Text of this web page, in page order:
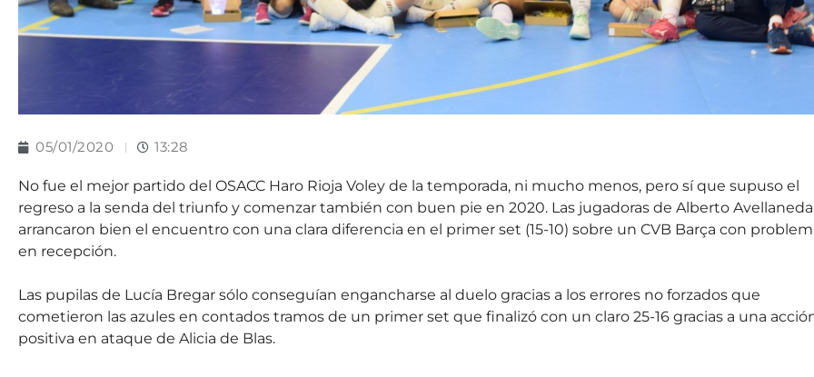
05/01/2020 13:28
No fue el mejor partido del OSACC Haro Rioja Voley de la temporada, ni mucho menos, pero sí que supuso el
regreso a la senda del triunfo y comenzar también con buen pie en 2020. Las jugadoras de Alberto Avellaneda
arrancaron bien el encuentro con una clara diferencia en el primer set (15-10) sobre un CVB Barça con
en recepción.
Las pupilas de Lucía Bregar sólo conseguían engancharse al duelo gracias a los errores no forzados que
cometieron las azules en contados tramos de un primer set que finalizó con un claro 25-16 gracias a una
positiva en ataque de Alicia de Blas.